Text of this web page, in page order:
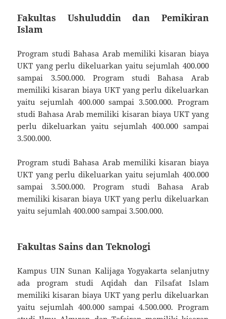
Fakultas Ushuluddin dan Pemikiran
Islam
Program studi Bahasa Arab memiliki kisaran biaya
UKT yang perlu dikeluarkan yaitu sejumlah 400.000
sampai 3.500.000. Program studi Bahasa Arab
memiliki kisaran biaya UKT yang perlu dikeluarkan
yaitu sejumlah 400.000 sampai 3.500.000. Program
studi Bahasa Arab memiliki kisaran biaya UKT yang
perlu dikeluarkan yaitu sejumlah 400.000 sampai
3.500.000.
Program studi Bahasa Arab memiliki kisaran biaya
UKT yang perlu dikeluarkan yaitu sejumlah 400.000
sampai 3.500.000. Program studi Bahasa Arab
memiliki kisaran biaya UKT yang perlu dikeluarkan
yaitu sejumlah 400.000 sampai 3.500.000.
Fakultas Sains dan Teknologi
Kampus UIN Sunan Kalijaga Yogyakarta selanjutny
ada program studi Aqidah dan Filsafat Islam
memiliki kisaran biaya UKT yang perlu dikeluarkan
yaitu sejumlah 400.000 sampai 4.500.000. Program